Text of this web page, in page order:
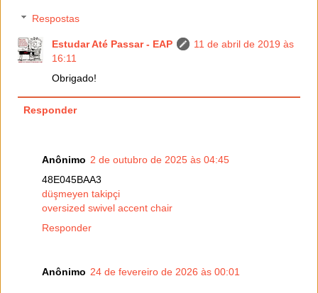
Respostas
Estudar Até Passar - EAP
11 de abril de 2019 às
16:11
Obrigado!
Responder
Anônimo 2 de outubro de 2025 às 04:45
48E045BAA3
düşmeyen takipçi
oversized swivel accent chair
Responder
Anônimo 24 de fevereiro de 2026 às 00:01